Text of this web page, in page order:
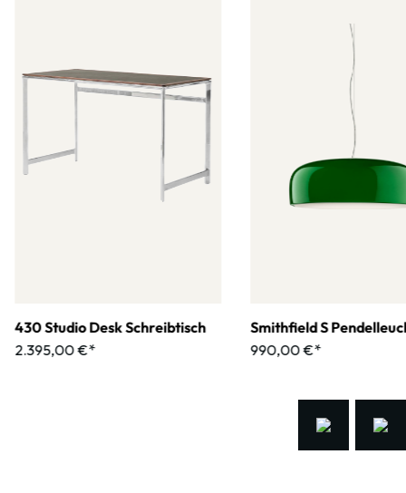
430 Studio Desk Schreibtisch
2.395,00 €*
Smithfield S
990,00 €*